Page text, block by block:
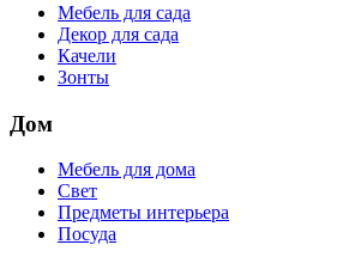
Мебель для сада
Декор для сада
Качели
Зонты
Дом
Мебель для дома
Свет
Предметы интерьера
Посуда